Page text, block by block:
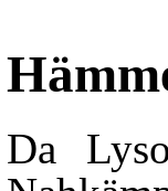
Da